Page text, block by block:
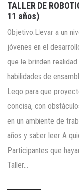
TALLER DE
11 años)
Objetivo:Llevar a un
jóvenes en el
que le brinden
habilidades de
Lego para que
concisa, con
en un ambiente de
años y saber leer A
Participantes que
Taller…